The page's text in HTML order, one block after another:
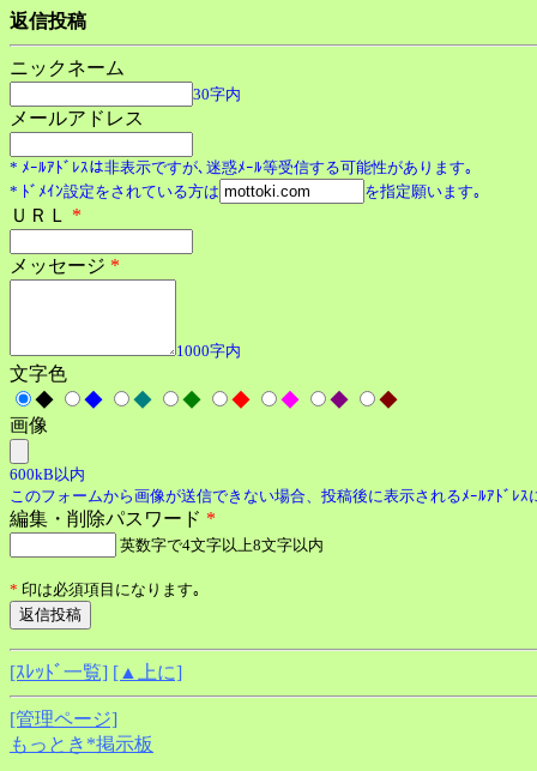
返信投稿
ニックネーム
30字内
メールアドレス
* ﾒｰﾙｱﾄﾞﾚｽは非表示ですが､迷惑ﾒｰﾙ等受信する可能性があります｡
* ﾄﾞﾒｲﾝ設定をされている方は
を指定願います｡
ＵＲＬ *
メッセージ *
1000字内
文字色
◆
◆ ◆ ◆ ◆ ◆ ◆
◆
画像
600kB以内
このフォームから画像が送信できない場合、投稿後に表示されるﾒｰﾙｱﾄﾞﾚ
編集・削除パスワード *
英数字で4文字以上8文字以内
* 印は必須項目になります｡
[ｽﾚｯﾄﾞ一覧] [▲上に]
[管理ページ]
もっとき*掲示板